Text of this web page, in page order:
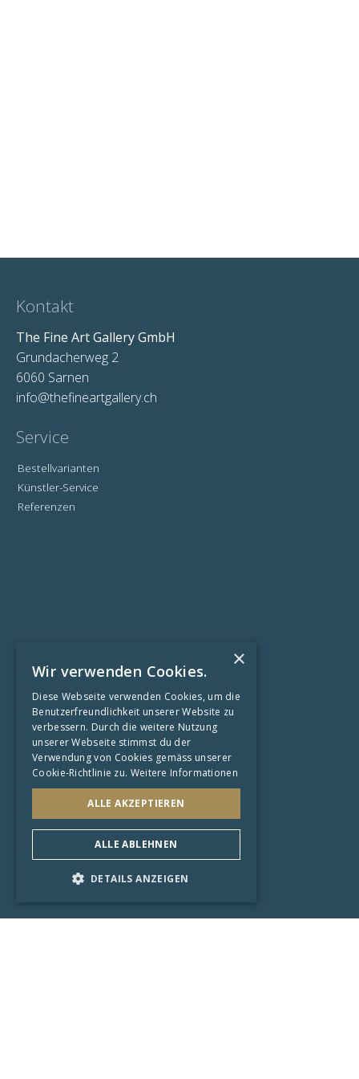
Kontakt
The Fine Art Gallery GmbH
Grundacherweg 2
6060 Sarnen
info@thefineartgallery.ch
Service
Bestellvarianten
Künstler-Service
Referenzen
Kontaktformular
Impressum
Datenschutzerklärung
AGB
Shops
Sarnen
×
Wir verwenden Cookies.
Diese Webseite verwenden Cookies, um die
Benutzerfreundlichkeit unserer Website zu
verbessern. Durch die weitere Nutzung
unserer Webseite stimmst du der
Verwendung von Cookies gemäss unserer
Cookie-Richtlinie zu. Weitere Informationen
ALLE AKZEPTIEREN
ALLE ABLEHNEN
DETAILS ANZEIGEN